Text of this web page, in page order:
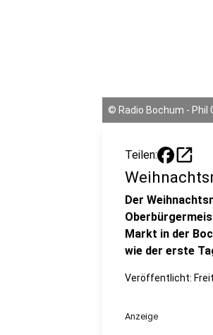
© Radio Bochum - Phil
Teilen: open_in_new
Der
Markt in der
wie der erste
Veröffentlicht:
Anzeige